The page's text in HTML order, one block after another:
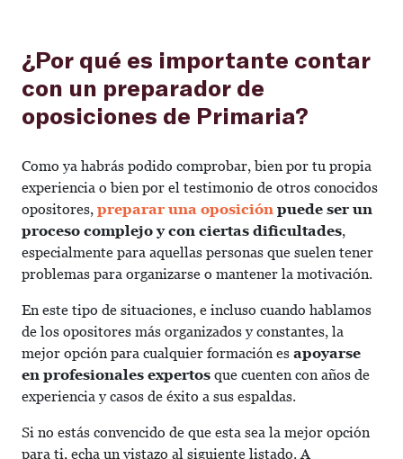
¿Por qué es importante contar
con un preparador de
oposiciones de Primaria?
Como ya habrás podido comprobar, bien por tu propia
experiencia o bien por el testimonio de otros conocidos
opositores, preparar una oposición puede ser un
proceso complejo y con ciertas dificultades,
especialmente para aquellas personas que suelen tener
problemas para organizarse o mantener la motivación.
En este tipo de situaciones, e incluso cuando hablamos
de los opositores más organizados y constantes, la
mejor opción para cualquier formación es apoyarse
en profesionales expertos que cuenten con años de
experiencia y casos de éxito a sus espaldas.
Si no estás convencido de que esta sea la mejor opción
para ti, echa un vistazo al siguiente listado. A